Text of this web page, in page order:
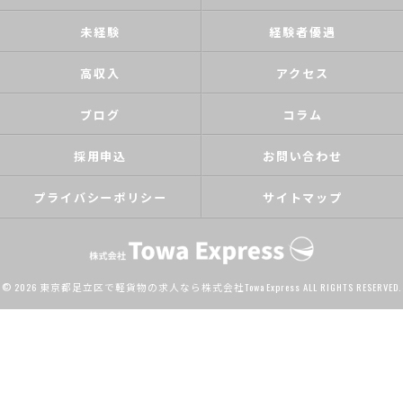
未経験 経験者優遇
高収入 アクセス
ブログ コラム
採用申込 お問い合わせ
プライバシーポリシー サイトマップ
© 2026 東京都足立区で軽貨物の求人なら株式会社Towa Express ALL RIGHTS RESERVED.